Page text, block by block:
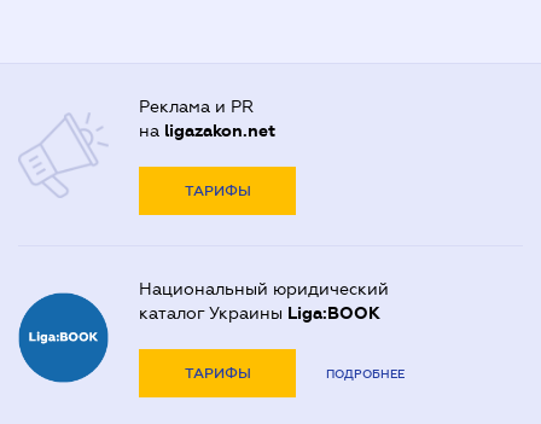
Реклама и PR
на ligazakon.net
ТАРИФЫ
Национальный юридический
каталог Украины Liga:BOOK
ТАРИФЫ ПОДРОБНЕЕ